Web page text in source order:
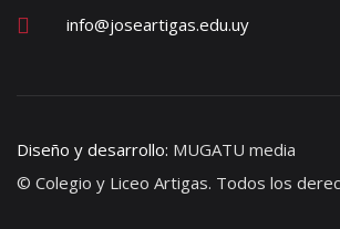
info@joseartigas.edu.uy
© Colegio y Liceo Artigas. Todos los
Diseño y desarrollo: MUGATU media